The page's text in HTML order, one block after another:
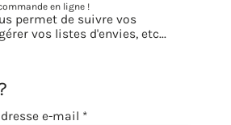
en ligne !
permet de suivre vos
vos listes d'envies, etc...
e-mail *